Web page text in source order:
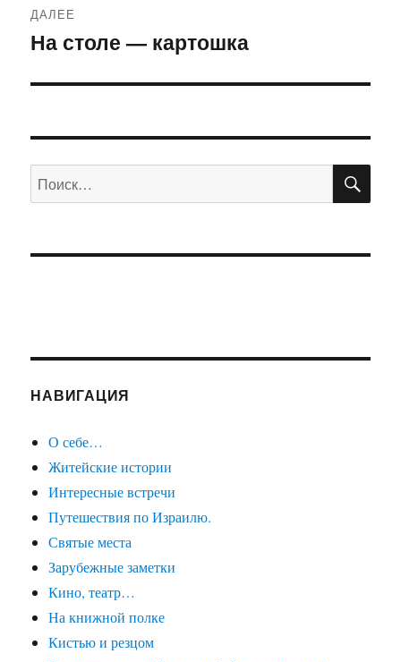
ДАЛЕЕ
Следующая
На столе — картошка
Искать:
НАВИГАЦИЯ
О себе…
Житейские истории
Интересные встречи
Путешествия по Израилю.
Святые места
Зарубежные заметки
Кино, театр…
На книжной полке
Кистью и резцом